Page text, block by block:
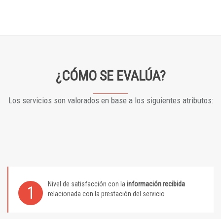
¿CÓMO SE EVALÚA?
Los servicios son valorados en base a los siguientes atributos:
1 Nivel de satisfacción con la información recibida
relacionada con la prestación del servicio